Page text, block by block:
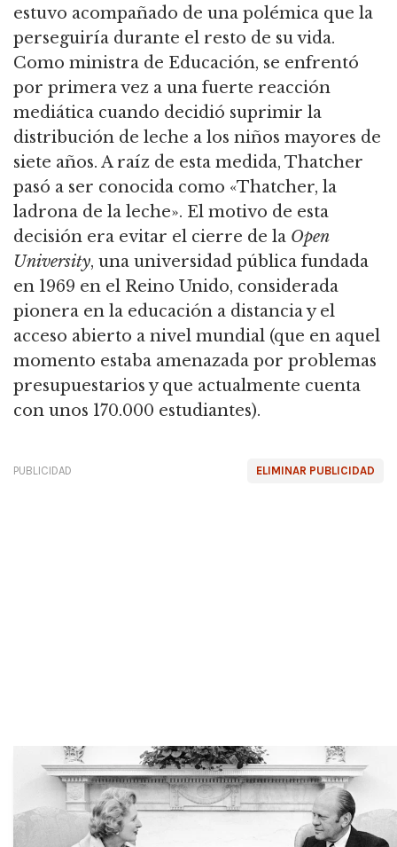
estuvo acompañado de una polémica que la
perseguiría durante el resto de su vida.
Como ministra de Educación, se enfrentó
por primera vez a una fuerte reacción
mediática cuando decidió suprimir la
distribución de leche a los niños mayores de
siete años. A raíz de esta medida, Thatcher
pasó a ser conocida como «Thatcher, la
ladrona de la leche». El motivo de esta
decisión era evitar el cierre de la Open
University, una universidad pública fundada
en 1969 en el Reino Unido, considerada
pionera en la educación a distancia y el
acceso abierto a nivel mundial (que en aquel
momento estaba amenazada por problemas
presupuestarios y que actualmente cuenta
con unos 170.000 estudiantes).
ELIMINAR PUBLICIDAD
PUBLICIDAD